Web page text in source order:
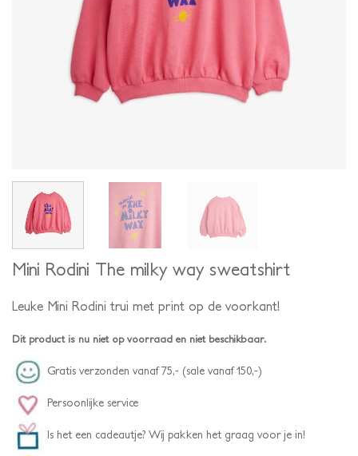
Mini Rodini The milky way sweatshirt
Leuke Mini Rodini trui met print op de voorkant!
Dit product is nu niet op voorraad en niet beschikbaar.
Gratis verzonden vanaf 75,- (sale vanaf 150,-)
Persoonlijke service
Is het een cadeautje? Wij pakken het graag voor je in!